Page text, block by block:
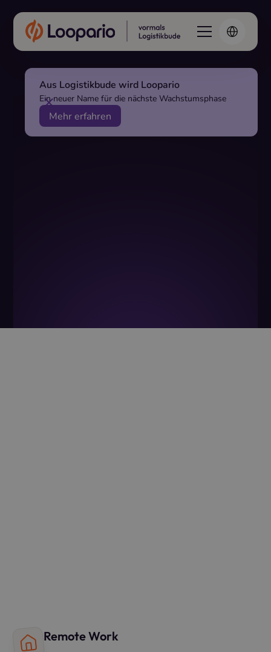
Aus Logistikbude wird Loopario
Ein neuer Name für die nächste Wachstumsphase
Mehr erfahren
Remote Work